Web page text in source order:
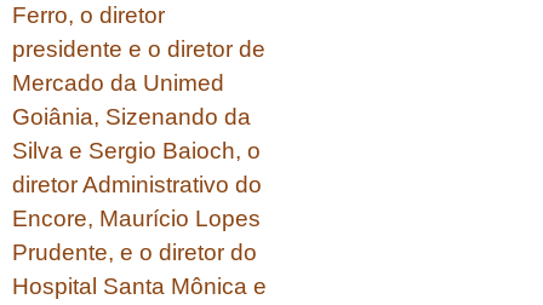
Ferro, o diretor
presidente e o diretor de
Mercado da Unimed
Goiânia, Sizenando da
Silva e Sergio Baioch, o
diretor Administrativo do
Encore, Maurício Lopes
Prudente, e o diretor do
Hospital Santa Mônica e